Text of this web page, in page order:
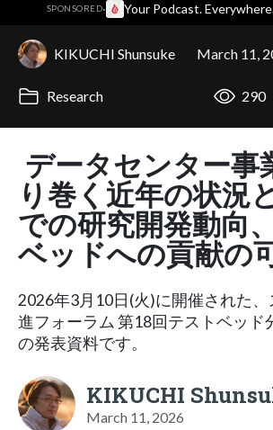
SPONSORED· Your Podcast.
KIKUCHI Shunsuke March 11,
Research 290
データセンター事
り巻く近年の状況
での研究開発動向
ベッドへの貢献の
2026年3月10日(火)に開催された
進フォーラム 第18回テストベッド
の発表資料です。
KIKUCHI
March 11, 2026